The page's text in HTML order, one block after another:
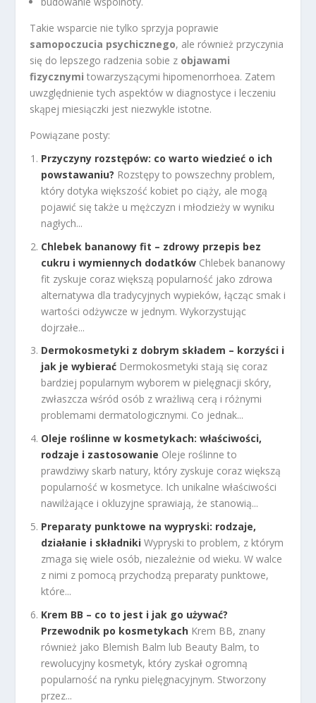
Takie wsparcie nie tylko sprzyja poprawie
samopoczucia psychicznego, ale również przyczynia
się do lepszego radzenia sobie z objawami
fizycznymi towarzyszącymi hipomenorrhoea. Zatem
uwzględnienie tych aspektów w diagnostyce i leczeniu
skąpej miesiączki jest niezwykle istotne.
Powiązane posty:
Przyczyny rozstępów: co warto wiedzieć o ich
powstawaniu? Rozstępy to powszechny problem,
który dotyka większość kobiet po ciąży, ale mogą
pojawić się także u mężczyzn i młodzieży w wyniku
nagłych...
Chlebek bananowy fit – zdrowy przepis bez
cukru i wymiennych dodatków Chlebek bananowy
fit zyskuje coraz większą popularność jako zdrowa
alternatywa dla tradycyjnych wypieków, łącząc smak i
wartości odżywcze w jednym. Wykorzystując
dojrzałe...
Dermokosmetyki z dobrym składem – korzyści i
jak je wybierać Dermokosmetyki stają się coraz
bardziej popularnym wyborem w pielęgnacji skóry,
zwłaszcza wśród osób z wrażliwą cerą i różnymi
problemami dermatologicznymi. Co jednak...
Oleje roślinne w kosmetykach: właściwości,
rodzaje i zastosowanie Oleje roślinne to
prawdziwy skarb natury, który zyskuje coraz większą
popularność w kosmetyce. Ich unikalne właściwości
nawilżające i okluzyjne sprawiają, że stanowią...
Preparaty punktowe na wypryski: rodzaje,
działanie i składniki Wypryski to problem, z którym
zmaga się wiele osób, niezależnie od wieku. W walce
z nimi z pomocą przychodzą preparaty punktowe,
które...
Krem BB – co to jest i jak go używać?
Przewodnik po kosmetykach Krem BB, znany
również jako Blemish Balm lub Beauty Balm, to
rewolucyjny kosmetyk, który zyskał ogromną
popularność na rynku pielęgnacyjnym. Stworzony
przez...